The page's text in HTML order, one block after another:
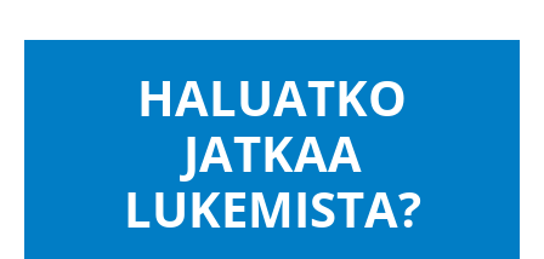
HALUATKO
JATKAA
LUKEMISTA?